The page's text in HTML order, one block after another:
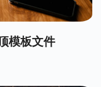
模板文件